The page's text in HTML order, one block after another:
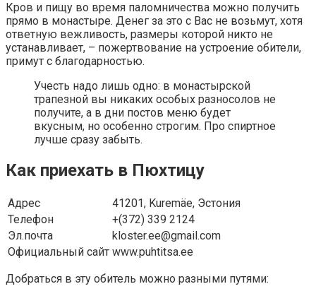
Кров и пищу во время паломничества можно получить
прямо в монастыре. Денег за это с Вас не возьмут, хотя
ответную вежливость, размеры которой никто не
устанавливает, – пожертвование на устроение обители,
примут с благодарностью.
Учесть надо лишь одно: в монастырской
трапезной вы никаких особых разносолов не
получите, а в дни постов меню будет
вкусным, но особенно строгим. Про спиртное
лучше сразу забыть.
Как приехать в Пюхтицу
Адрес
41201, Kuremäe, Эстония
Телефон
+(372) 339 2124
Эл.почта
kloster.ee@gmail.com
Официальный сайт www.puhtitsa.ee
Добраться в эту обитель можно разными путями: